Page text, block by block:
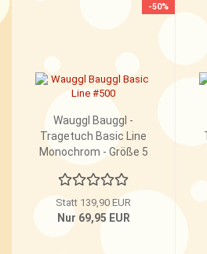
-50%
Wauggl Bauggl -
Tragetuch Basic Line
Monochrom - Größe 5
Statt 139,90 EUR
Nur 69,95 EUR